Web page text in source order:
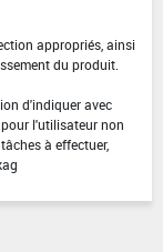
appropriés, ainsi
du produit.
d'indiquer avec
l'utilisateur non
à effectuer,